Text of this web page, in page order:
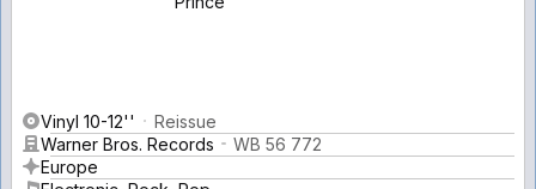
Vinyl 10-12''
Reissue
Warner Bros. Records
WB 56 772
Europe